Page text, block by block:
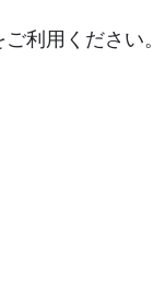
利用ください。